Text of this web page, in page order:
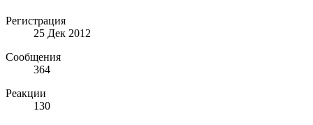
Регистрация
25 Дек 2012
Сообщения
364
Реакции
130